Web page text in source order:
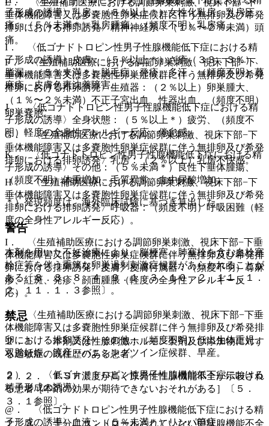
子形成の誘導〉乳房：（５％以上＊）女性化乳房、乳房圧
痛、（５％未満＊）乳房腫瘤、（頻度不明）乳房痛。
I． 〈低ゴナドトロピン性男子性腺機能低下症における精
子形成の誘導〉皮膚：（５％以上＊）ざ瘡（３３．３％）、
脂漏、（５％未満＊）脱毛症、発疹、多汗、（頻度不明）蕁
麻疹、皮膚色素沈着障害。
J． 〈低ゴナドトロピン性男子性腺機能低下症における精
子形成の誘導〉全身状態：（５％以上＊）疲労、（頻度不
明）軽度の全身性アレルギー反応、倦怠感。
K． 〈低ゴナドトロピン性男子性腺機能低下症における精
子形成の誘導〉その他：（５％未満＊）良性下垂体腫瘍、
（頻度不明）体重増加、毛質異常、血中尿酸増加。
＊）発現頻度は、海外臨床試験に基づき算出した。
警告
本剤を用いた不妊治療により、脳梗塞、肺塞栓を含む血栓塞
栓症等を伴う重篤な卵巣過剰刺激症候群があらわれることが
ある〔８．３、８．４、９．１．３、１０．２、１１．１．
２、１１．１．３参照〕。
禁忌
２．１． 本剤又は性腺刺激ホルモン製剤及び添加物に対す
る過敏症の既往歴のある患者。
２．２． ＦＳＨ濃度が高く原発性性腺機能不全が示唆され
る患者［本剤の効果が期待できないおそれがある］〔５．
３．１参照〕。
２．３． 十分にコントロールされていない甲状腺機能不全
垂体機能障害又は多嚢胞性卵巣症候群に伴う無排卵及び希発
排卵における排卵誘発〉精神神経系：（１％〜２％未満）頭
痛。
F． 〈生殖補助医療における調節卵巣刺激、視床下部−下
垂体機能障害又は多嚢胞性卵巣症候群に伴う無排卵及び希発
排卵における排卵誘発〉生殖器：（２％以上）卵巣腫大、
（１％〜２％未満）不正子宮出血、性器出血、（頻度不明）
卵巣嚢胞。
G． 〈生殖補助医療における調節卵巣刺激、視床下部−下
垂体機能障害又は多嚢胞性卵巣症候群に伴う無排卵及び希発
排卵における排卵誘発〉乳房：（２％以上）乳房不快感。
H． 〈生殖補助医療における調節卵巣刺激、視床下部−下
垂体機能障害又は多嚢胞性卵巣症候群に伴う無排卵及び希発
排卵における排卵誘発〉呼吸器：（頻度不明）呼吸困難（軽
度の全身性アレルギー反応）。
I． 〈生殖補助医療における調節卵巣刺激、視床下部−下垂
体機能障害又は多嚢胞性卵巣症候群に伴う無排卵及び希発排
卵における排卵誘発〉皮膚／皮膚付属器：（頻度不明）蕁麻
疹、紅斑、発疹、顔面腫脹（軽度の全身性アレルギー反
応）。
J． 〈生殖補助医療における調節卵巣刺激、視床下部−下垂
体機能障害又は多嚢胞性卵巣症候群に伴う無排卵及び希発排
卵における排卵誘発〉その他：（頻度不明）低出生体重児、
双胎妊娠、流産、バニシングツイン症候群、早産。
２）． 〈低ゴナドトロピン性男子性腺機能低下症における
精子形成の誘導〉
@． 〈低ゴナドトロピン性男子性腺機能低下症における精
子形成の誘導〉血液：（５％未満＊）リンパ節症。